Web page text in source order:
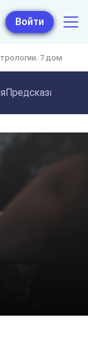
Войти
7 дом